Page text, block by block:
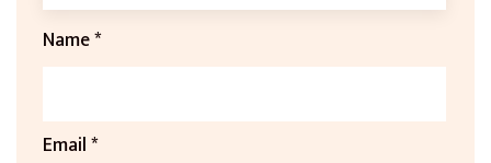
Name*
Email*